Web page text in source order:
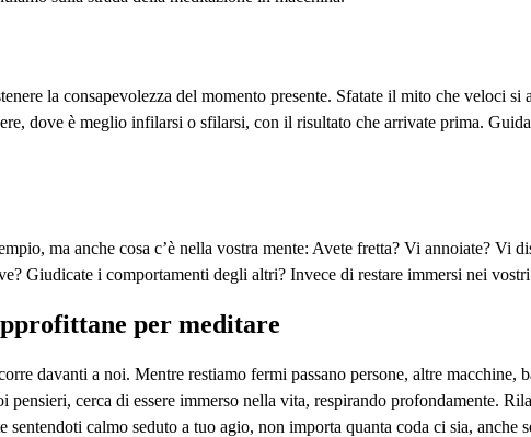
la consapevolezza del momento presente. Sfatate il mito che veloci
dove è meglio infilarsi o sfilarsi, con il risultato che arrivate prima.
ma anche cosa c’è nella vostra mente: Avete fretta? Vi annoiate? Vi
Giudicate i comportamenti degli altri? Invece di restare immersi nei
per meditare
davanti a noi. Mentre restiamo fermi passano persone, altre
cerca di essere immerso nella vita, respirando profondamente.
calmo seduto a tuo agio, non importa quanta coda ci sia, anche